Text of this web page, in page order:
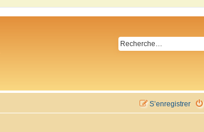
S’enregistrer